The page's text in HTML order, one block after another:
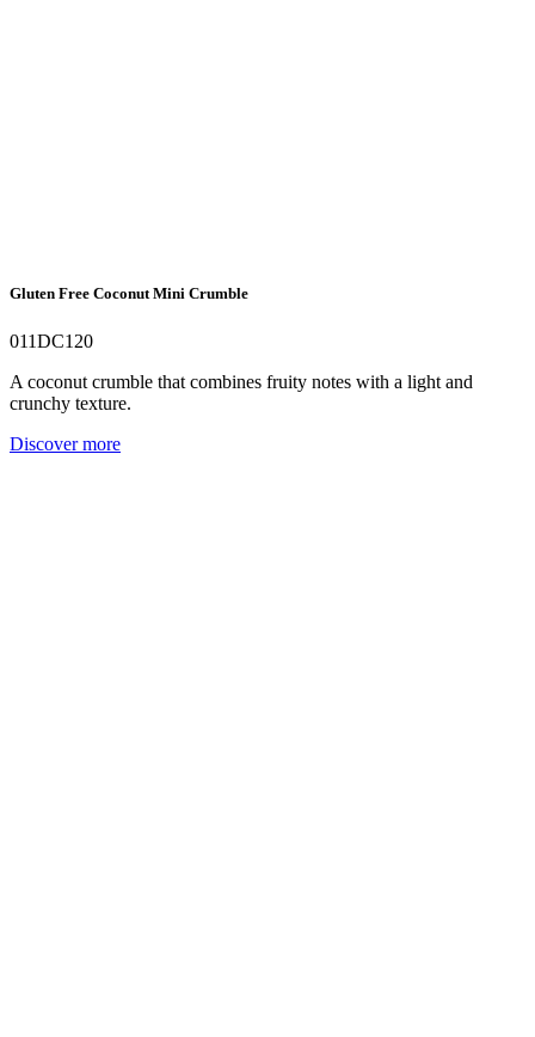
Gluten Free Coconut Mini Crumble
011DC120
A coconut crumble that combines fruity notes with a light and
crunchy texture.
Discover more